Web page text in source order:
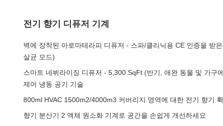
전기 향기 디퓨저 기계
벽에 장착된 아로마테라피 디퓨저 - 스파/클리닉용 CE 인증을 받
살균 모드)
스마트 네뷔라이징 디퓨저 - 5,300 SqFt (반기, 애완 동물 및 가구
제어 냉동 공기 기술
800ml HVAC 1500m2/4000m3 커버리지 영역에 대한 전기 향기
향기 분산기 2 액체 원소화 기계로 공간을 손쉽게 개선하세요